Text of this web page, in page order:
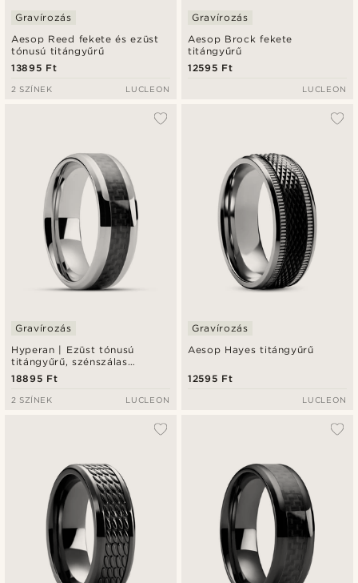
Aesop Reed fekete és ezüst
tónusú titángyűrű
Gravírozás
13895 Ft
2 SZÍNEK LUCLEON
Aesop Brock fekete
titángyűrű
Gravírozás
12595 Ft
LUCLEON
Hyperan | Ezüst tónusú
titángyűrű, szénszálas
berakással - 8 mm
Gravírozás
18895 Ft
2 SZÍNEK LUCLEON
Aesop Hayes titángyűrű
Gravírozás
12595 Ft
LUCLEON